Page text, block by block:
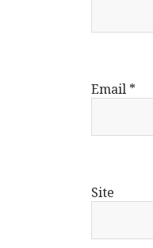
Email *
Site